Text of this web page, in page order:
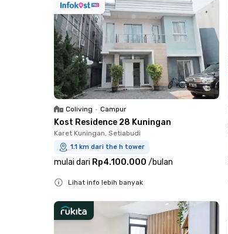
Coliving • Campur
Kost Residence 28 Kuningan
Karet Kuningan, Setiabudi
1.1 km dari the h tower
mulai dari Rp4.100.000 /bulan
Lihat info lebih banyak